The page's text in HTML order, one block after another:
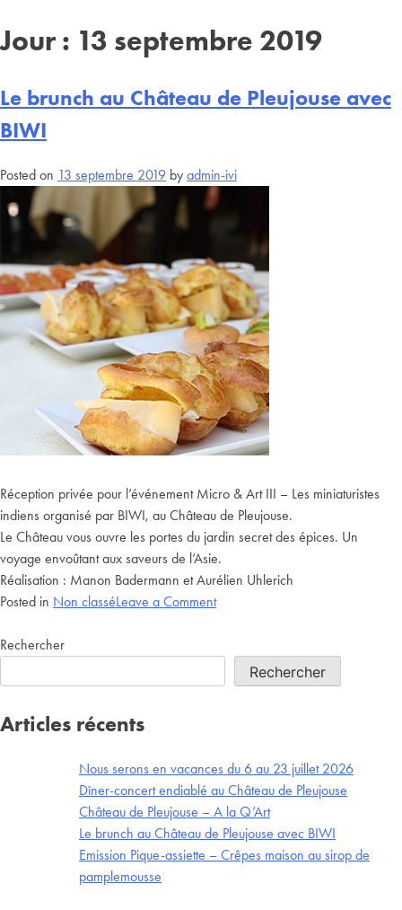
Jour : 13 septembre 2019
Le brunch au Château de Pleujouse avec
BIWI
Posted on 13 septembre 2019 by admin-ivi
Réception privée pour l’événement Micro & Art III – Les miniaturistes
indiens organisé par BIWI, au Château de Pleujouse.
Le Château vous ouvre les portes du jardin secret des épices. Un
voyage envoûtant aux saveurs de l’Asie.
Réalisation : Manon Badermann et Aurélien Uhlerich
Posted in Non classéLeave a Comment
Rechercher
Rechercher
Articles récents
Nous serons en vacances du 6 au 23 juillet 2026
Dîner-concert endiablé au Château de Pleujouse
Château de Pleujouse – A la Q’Art
Le brunch au Château de Pleujouse avec BIWI
Emission Pique-assiette – Crêpes maison au sirop de
pamplemousse